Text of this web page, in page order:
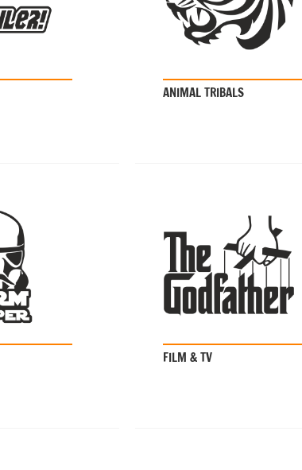
ANIMAL TRIBALS
FILM & TV